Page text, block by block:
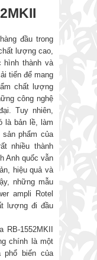
đầu trong
lượng cao,
thành và
tiến để mang
chất lượng
công nghệ
Tuy nhiên,
là bản lề, làm
phẩm của
nhiều thành
Anh quốc vẫn
hiệu quả và
những mẫu
ampli Rotel
lượng đi đầu
1552MKII
chính là một
phổ biến của